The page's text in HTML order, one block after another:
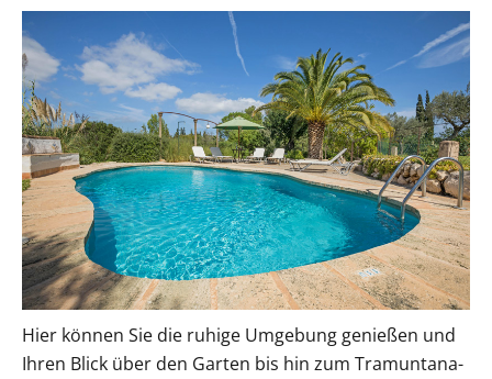
Hier können Sie die ruhige Umgebung genießen und
Ihren Blick über den Garten bis hin zum Tramuntana-